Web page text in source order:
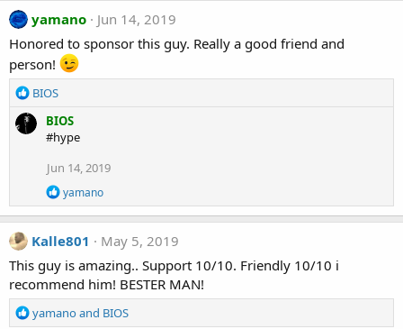
yamano
Jun 14, 2019
Honored to sponsor this guy. Really a good friend and
person!
R
a
n
s
:
BIOS
BIOS
#hype
Jun 14, 2019
R
e
a
c
t
n
:
yamano
Kalle801
May 5, 2019
This guy is amazing.. Support 10/10. Friendly 10/10 i
recommend him! BESTER MAN!
R
yamanoand BIOS